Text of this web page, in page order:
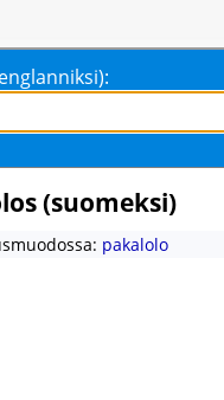
(suomeksi)
pakalolo